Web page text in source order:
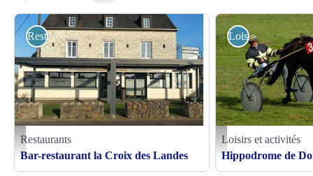
La-Croix-des-Landes-Domfront - ©MR BOURGAIN
Restaurants
Restaurants
Bar-restaurant la Croix des Landes
Hippodrome - ©D.
Loisirs et activités
Loisirs et activités
Hippodrome de